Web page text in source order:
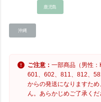
鹿児島
沖縄
ご注意：一部商品（男性：
601、602、811、812、
からの発送になりますた
ん。あらかじめご了承くだ